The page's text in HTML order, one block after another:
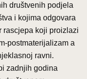
društvenih podjela
i kojima odgovara
rascjepa koji proizlazi
postmaterijalizam a
ravni.
zadnjih godina